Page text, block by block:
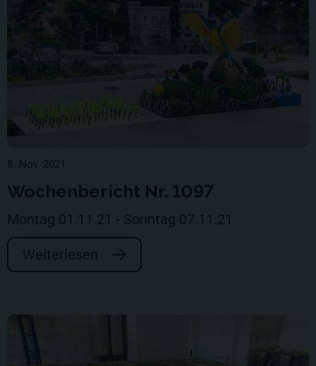
8. Nov. 2021
Wochenbericht Nr. 1097
Montag 01.11.21 - Sonntag 07.11.21
Weiterlesen